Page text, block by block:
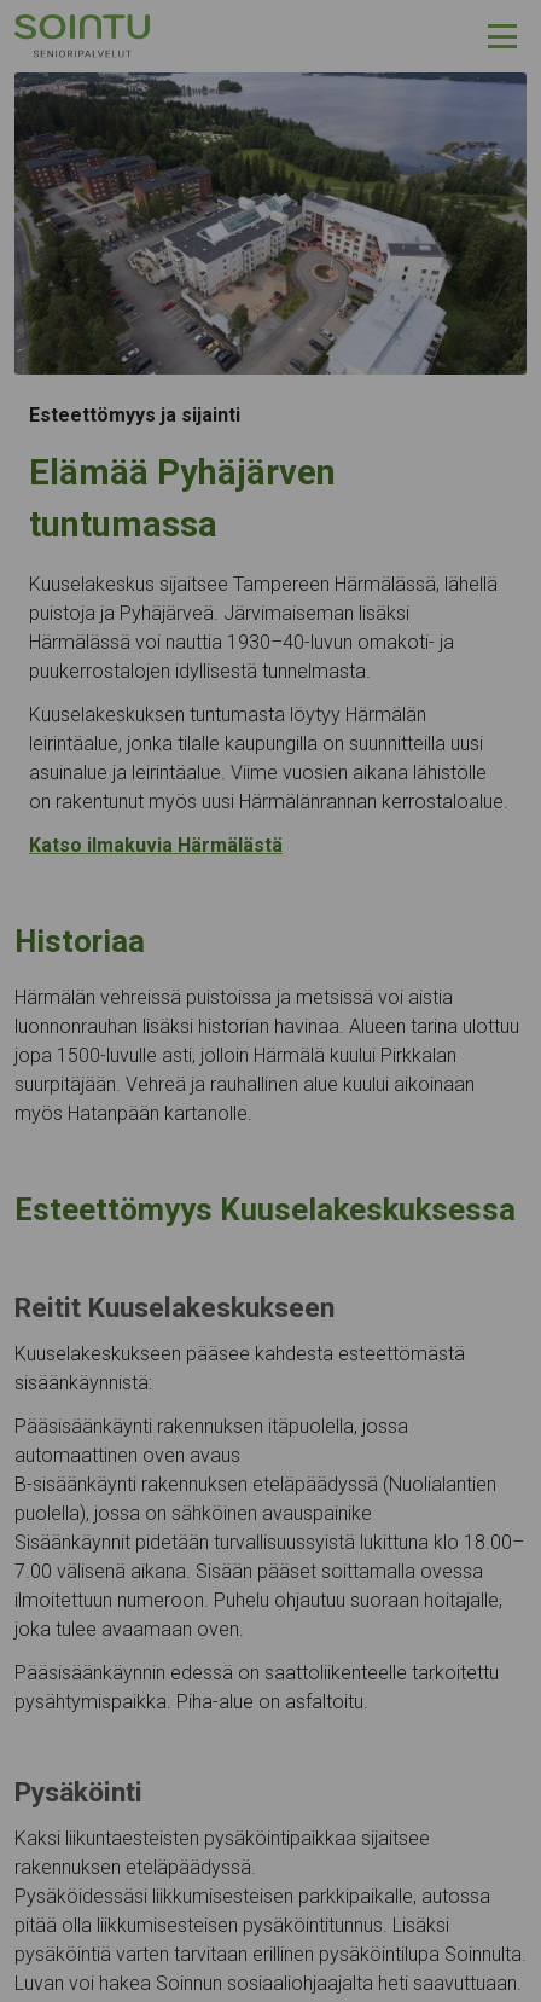
Hyppää sisältöön
Esteettömyys ja sijainti
Elämää Pyhäjärven
tuntumassa
Kuuselakeskus sijaitsee Tampereen Härmälässä, lähellä
puistoja ja Pyhäjärveä. Järvimaiseman lisäksi
Härmälässä voi nauttia 1930–40-luvun omakoti- ja
puukerrostalojen idyllisestä tunnelmasta.
Kuuselakeskuksen tuntumasta löytyy Härmälän
leirintäalue, jonka tilalle kaupungilla on suunnitteilla uusi
asuinalue ja leirintäalue. Viime vuosien aikana lähistölle
on rakentunut myös uusi Härmälänrannan kerrostaloalue.
Katso ilmakuvia Härmälästä
Historiaa
Härmälän vehreissä puistoissa ja metsissä voi aistia
luonnonrauhan lisäksi historian havinaa. Alueen tarina ulottuu
jopa 1500-luvulle asti, jolloin Härmälä kuului Pirkkalan
suurpitäjään. Vehreä ja rauhallinen alue kuului aikoinaan
myös Hatanpään kartanolle.
Esteettömyys Kuuselakeskuksessa
Reitit Kuuselakeskukseen
Kuuselakeskukseen pääsee kahdesta esteettömästä
sisäänkäynnistä:
Pääsisäänkäynti rakennuksen itäpuolella, jossa
automaattinen oven avaus
B-sisäänkäynti rakennuksen eteläpäädyssä (Nuolialantien
puolella), jossa on sähköinen avauspainike
Sisäänkäynnit pidetään turvallisuussyistä lukittuna klo 18.00–
7.00 välisenä aikana. Sisään pääset soittamalla ovessa
ilmoitettuun numeroon. Puhelu ohjautuu suoraan hoitajalle,
joka tulee avaamaan oven.
Pääsisäänkäynnin edessä on saattoliikenteelle tarkoitettu
pysähtymispaikka. Piha-alue on asfaltoitu.
Pysäköinti
Kaksi liikuntaesteisten pysäköintipaikkaa sijaitsee
rakennuksen eteläpäädyssä.
Pysäköidessäsi liikkumisesteisen parkkipaikalle, autossa
pitää olla liikkumisesteisen pysäköintitunnus. Lisäksi
pysäköintiä varten tarvitaan erillinen pysäköintilupa Soinnulta.
Luvan voi hakea Soinnun sosiaaliohjaajalta heti saavuttuaan.